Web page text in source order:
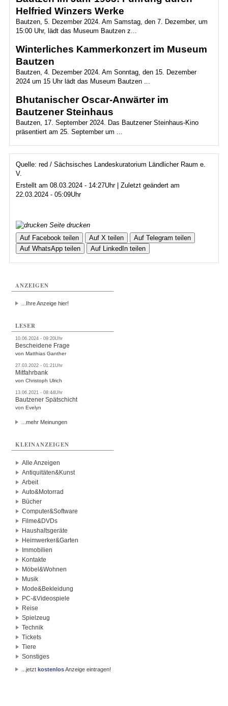
Helfried Winzers Werke
Bautzen, 5. Dezember 2024. Am Samstag, den 7. Dezember, um
15:00 Uhr, lädt das Museum Bautzen z...
Winterliches Kammerkonzert im Museum
Bautzen
Bautzen, 4. Dezember 2024. Am Sonntag, den 15. Dezember
2024 um 15 Uhr lädt das Museum Bautzen ...
Bhutanischer Oscar-Anwärter im
Bautzener Steinhaus
Bautzen, 17. September 2024. Das Bautzener Steinhaus-Kino
präsentiert am 25. September um ...
Quelle: red / Sächsisches Landeskuratorium Ländlicher Raum e.
V.
Erstellt am 08.03.2024 - 14:27Uhr | Zuletzt geändert am
22.03.2024 - 05:09Uhr
Seite drucken
Auf Facebook teilen
Auf X teilen
Auf Telegram teilen
Auf WhatsApp teilen
Auf LinkedIn teilen
ANZEIGEN
...Ihre Anzeige hier!
LESER
10.06.2024 - 09:20Uhr
Bescheidene Frage
von Matthias Ganther
27.03.2022 - 01:21Uhr
Mitfahrbank
von Christoph Ulrich
13.06.2021 - 08:44Uhr
Bautzener Spätschicht
von Evelyn
...mehr Meinungen
KLEINANZEIGEN
Alle Anzeigen
Antiquitäten&Kunst
Arbeit
Auto&Motorrad
Bücher
Computer&Software
Filme&DVDs
Haushaltsgeräte
Heimwerker&Garten
Immobilien
Kontakte
Möbel&Wohnen
Musik
Mode&Bekleidung
PC-&Videospiele
Reise
Spielzeug
Technik
Tickets
Tiere
Sonstiges
...jetztkostenlosAnzeige eintragen!